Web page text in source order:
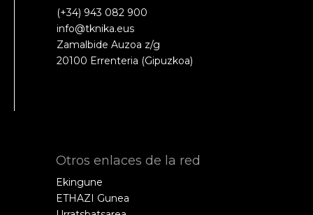
(+34) 943 082 900
info@tknika.eus
Zamalbide Auzoa z/g
20100 Errenteria (Gipuzkoa)
Otros enlaces de la red
Ekingune
ETHAZI Gunea